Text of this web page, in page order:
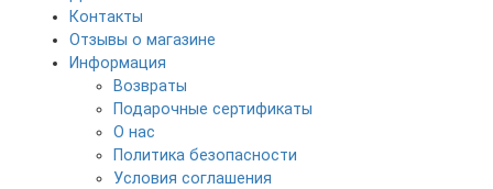
Контакты
Отзывы о магазине
Информация
Возвраты
Подарочные сертификаты
О нас
Политика безопасности
Условия соглашения